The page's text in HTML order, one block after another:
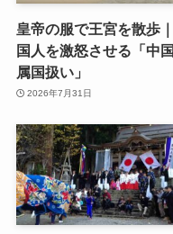
皇帝の服で王宮を散歩
国人を激怒させる「中
属国扱い」
2026年7月31日